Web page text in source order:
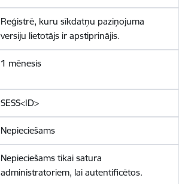
Reģistrē, kuru sīkdatņu paziņojuma
versiju lietotājs ir apstiprinājis.
1 mēnesis
SESS<ID>
Nepieciešams
Nepieciešams tikai satura
administratoriem, lai autentificētos.